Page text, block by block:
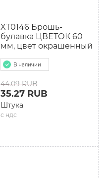
XТ0146 Брошь-
булавка ЦВЕТОК 60
мм, цвет окрашенный
В наличии
44.09 RUB
с ндс
35.27 RUB
Штука